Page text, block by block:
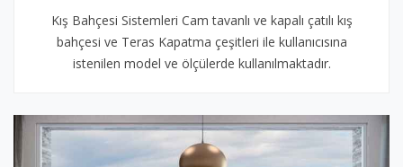
Kış Bahçesi Sistemleri Cam tavanlı ve kapalı çatılı kış
bahçesi ve Teras Kapatma çeşitleri ile kullanıcısına
istenilen model ve ölçülerde kullanılmaktadır.